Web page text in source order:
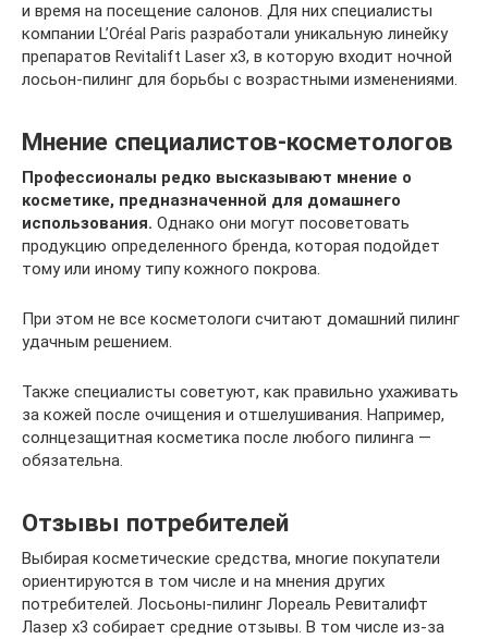
и время на посещение салонов. Для них специалисты
компании L’Oréal Paris разработали уникальную линейку
препаратов Revitalift Laser x3, в которую входит ночной
лосьон-пилинг для борьбы с возрастными изменениями.
Мнение специалистов-косметологов
Профессионалы редко высказывают мнение о
косметике, предназначенной для домашнего
использования. Однако они могут посоветовать
продукцию определенного бренда, которая подойдет
тому или иному типу кожного покрова.
При этом не все косметологи считают домашний пилинг
удачным решением.
Также специалисты советуют, как правильно ухаживать
за кожей после очищения и отшелушивания. Например,
солнцезащитная косметика после любого пилинга —
обязательна.
Отзывы потребителей
Выбирая косметические средства, многие покупатели
ориентируются в том числе и на мнения других
потребителей. Лосьоны-пилинг Лореаль Ревиталифт
Лазер х3 собирает средние отзывы. В том числе из-за